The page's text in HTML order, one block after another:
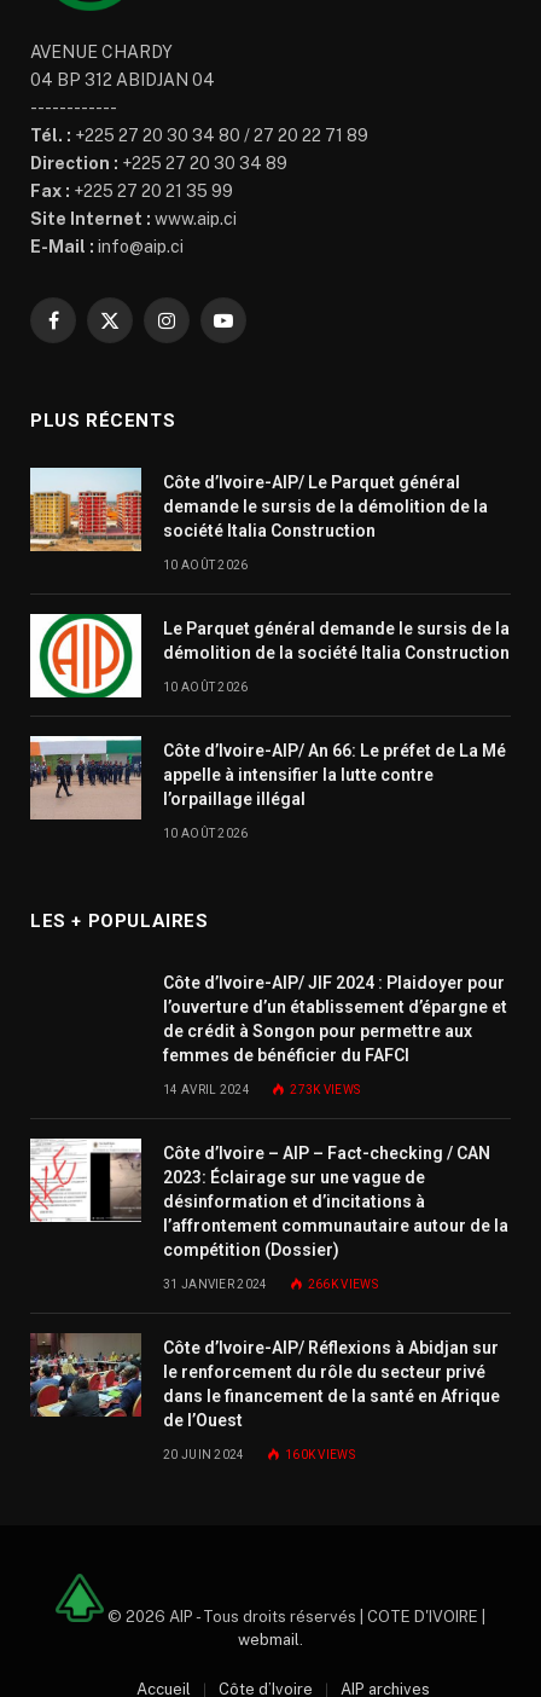
AVENUE CHARDY
04 BP 312 ABIDJAN 04
------------
Tél. : +225 27 20 30 34 80 / 27 20 22 71 89
Direction : +225 27 20 30 34 89
Fax : +225 27 20 21 35 99
Site Internet : www.aip.ci
E-Mail : info@aip.ci
Facebook
X
InstagramYouTube
PLUS RÉCENTS
Côte d’Ivoire-AIP/ Le Parquet général
demande le sursis de la démolition de la
société Italia Construction
10 AOÛT 2026
Le Parquet général demande le sursis de la
démolition de la société Italia Construction
10 AOÛT 2026
Côte d’Ivoire-AIP/ An 66: Le préfet de La Mé
appelle à intensifier la lutte contre
l’orpaillage illégal
10 AOÛT 2026
LES + POPULAIRES
Côte d’Ivoire-AIP/ JIF 2024 : Plaidoyer pour
l’ouverture d’un établissement d’épargne et
de crédit à Songon pour permettre aux
femmes de bénéficier du FAFCI
14 AVRIL 2024 273K VIEWS
Côte d’Ivoire – AIP – Fact-checking / CAN
2023: Éclairage sur une vague de
désinformation et d’incitations à
l’affrontement communautaire autour de la
compétition (Dossier)
31 JANVIER 2024 266KVIEWS
Côte d’Ivoire-AIP/ Réflexions à Abidjan sur
le renforcement du rôle du secteur privé
dans le financement de la santé en Afrique
de l’Ouest
20 JUIN 2024 160KVIEWS
© 2026 AIP - Tous droits réservés | COTE D'IVOIRE |
webmail
Accueil Côte d’Ivoire AIP archives